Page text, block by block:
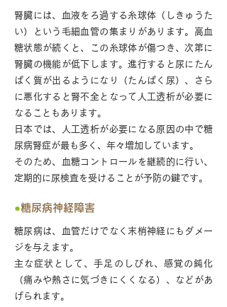
腎臓には、血液をろ過する糸球体（しきゅうた
い）という毛細血管の集まりがあります。高血
糖状態が続くと、この糸球体が傷つき、次第に
腎臓の機能が低下します。進行すると尿にたん
ぱく質が出るようになり（たんぱく尿）、さら
に悪化すると腎不全となって人工透析が必要に
なることもあります。
日本では、人工透析が必要になる原因の中で糖
尿病腎症が最も多く、年々増加しています。
そのため、血糖コントロールを継続的に行い、
定期的に尿検査を受けることが予防の鍵です。
●糖尿病神経障害
糖尿病は、血管だけでなく末梢神経にもダメー
ジを与えます。
主な症状として、手足のしびれ、感覚の鈍化
（痛みや熱さに気づきにくくなる）、などがあ
げられます。